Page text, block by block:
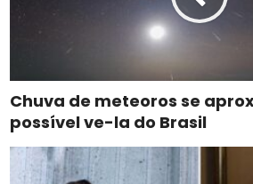
Chuva de meteoros se
possível ve-la do Brasil